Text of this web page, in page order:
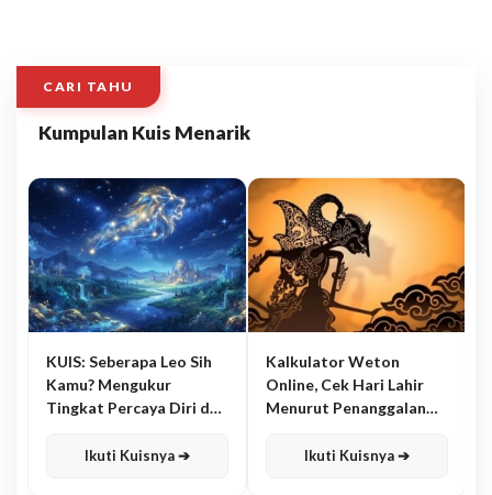
CARI TAHU
Kumpulan Kuis Menarik
KUIS: Seberapa Leo Sih
Kamu? Mengukur
Tingkat Percaya Diri dan
Ikuti Kuisnya ➔
Kalkulator Weton
Online, Cek Hari Lahir
Menurut Penanggalan
Ikuti Kuisnya ➔